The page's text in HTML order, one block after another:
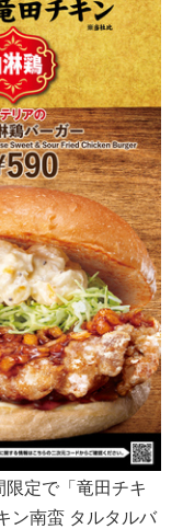
定で「竜田チキ
ン南蛮 タルタルバ